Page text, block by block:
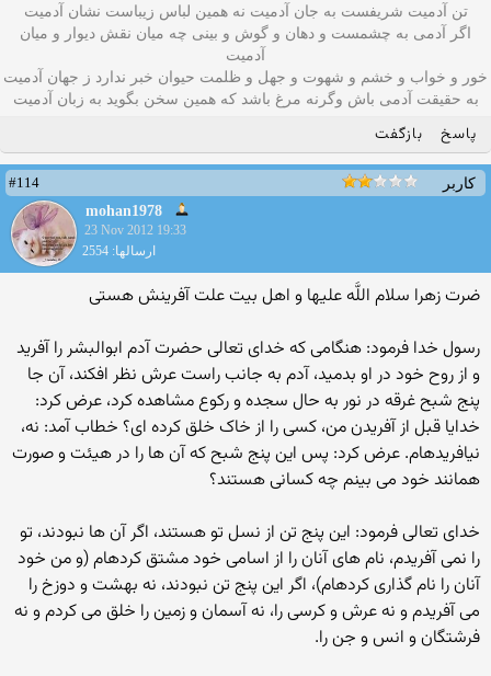
تن آدمیت شریفست به جان آدمیت نه همین لباس زیباست نشان آدمیت
اگر آدمی به چشمست و دهان و گوش و بينی چه میان نقش دیوار و میان
آدمیت
خور و خواب و خشم و شهوت و جهل و ظلمت حیوان خبر ندارد ز جهان آدمیت
به حقیقت آدمی باش وگرنه مرغ باشد که همین سخن بگوید به زبان آدميت
پاسخ بازگفت
کاربر
#114
mohan1978
23 Nov 2012 19:33
ارسالها: 2554
ضرت زهرا سلام‏ اللَّه‏ علیها و اهل‏ بیت علت آفرینش هستى
رسول خدا فرمود: هنگامى که خداى تعالى حضرت آدم ابوالبشر را آفرید
و از روح خود در او بدمید، آدم به جانب راست عرش نظر افکند، آن جا
پنج شبح غرقه در نور به حال سجده و رکوع مشاهده کرد، عرض کرد:
خدایا قبل از آفریدن من، کسى را از خاک خلق کرده ‏اى؟ خطاب آمد: نه،
نیافریده‏ام. عرض کرد: پس این پنج شبح که آن ها را در هیئت و صورت
همانند خود مى‏ بینم چه کسانى هستند؟
خداى تعالى فرمود: این پنج تن از نسل تو هستند، اگر آن ها نبودند، تو
را نمى‏ آفریدم، نام هاى آنان را از اسامى خود مشتق کرده‏ام (و من خود
آنان را نام گذارى کرده‏ام)، اگر این پنج تن نبودند، نه بهشت و دوزخ را
مى‏ آفریدم و نه عرش و کرسى را، نه آسمان و زمین را خلق مى‏ کردم و نه
فرشتگان و انس و جن را.